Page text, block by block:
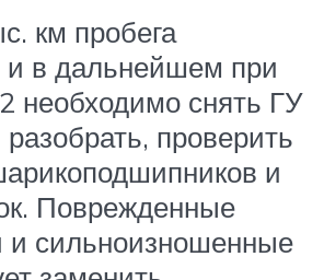
км пробега
и в дальнейшем при
необходимо снять ГУ
разобрать, проверить
и
Поврежденные
и сильноизношенные